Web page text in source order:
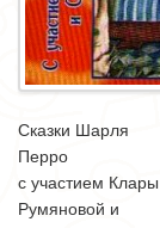
Сказки Шарля
Перро
с участием Клары
Румяновой и